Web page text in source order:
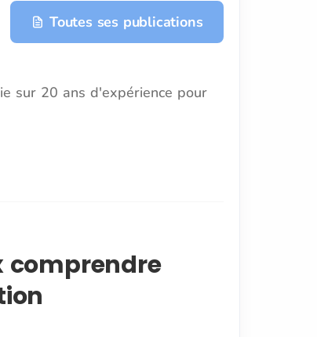
Toutes ses publications
sur 20 ans d'expérience pour
comprendre